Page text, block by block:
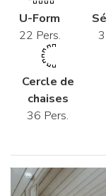
U-Form
22 Pers.
Cercle de
chaises
36 Pers.